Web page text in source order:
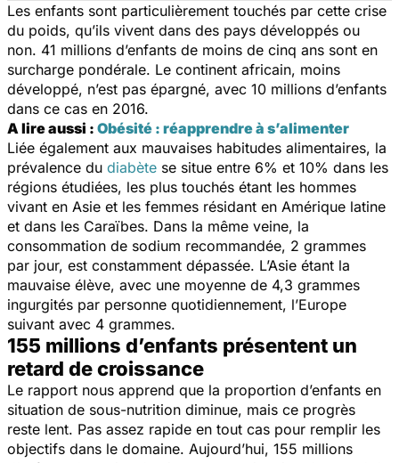
Les enfants sont particulièrement touchés par cette crise
du poids, qu’ils vivent dans des pays développés ou
non. 41 millions d’enfants de moins de cinq ans sont en
surcharge pondérale. Le continent africain, moins
développé, n’est pas épargné, avec 10 millions d’enfants
dans ce cas en 2016.
A lire aussi : Obésité : réapprendre à s’alimenter
Liée également aux mauvaises habitudes alimentaires, la
prévalence du diabète se situe entre 6% et 10% dans les
régions étudiées, les plus touchés étant les hommes
vivant en Asie et les femmes résidant en Amérique latine
et dans les Caraïbes. Dans la même veine, la
consommation de sodium recommandée, 2 grammes
par jour, est constamment dépassée. L’Asie étant la
mauvaise élève, avec une moyenne de 4,3 grammes
ingurgités par personne quotidiennement, l’Europe
suivant avec 4 grammes.
155 millions d’enfants présentent un
retard de croissance
Le rapport nous apprend que la proportion d’enfants en
situation de sous-nutrition diminue, mais ce progrès
reste lent. Pas assez rapide en tout cas pour remplir les
objectifs dans le domaine. Aujourd’hui, 155 millions